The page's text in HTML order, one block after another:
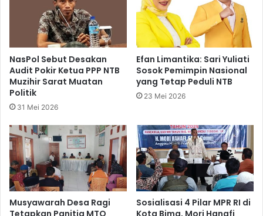
NasPol Sebut Desakan
Audit Pokir Ketua PPP NTB
Muzihir Sarat Muatan
Politik
31 Mei 2026
Efan Limantika: Sari Yuliati
Sosok Pemimpin Nasional
yang Tetap Peduli NTB
23 Mei 2026
Musyawarah Desa Ragi
Tetapkan Panitia MTQ
Sosialisasi 4 Pilar MPR RI di
Kota Bima, Mori Hanafi